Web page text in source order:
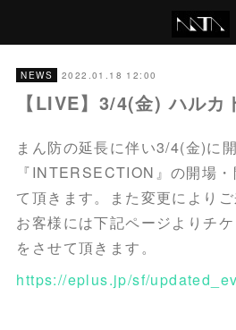
NEWS 2022.01.18 12:00
【LIVE】3/4(金) ハル
まん防の延長に伴い3/4(金)に
『INTERSECTION』の開場
て頂きます。また変更により
お客様には下記ページよりチ
をさせて頂きます。
https://eplus.jp/sf/